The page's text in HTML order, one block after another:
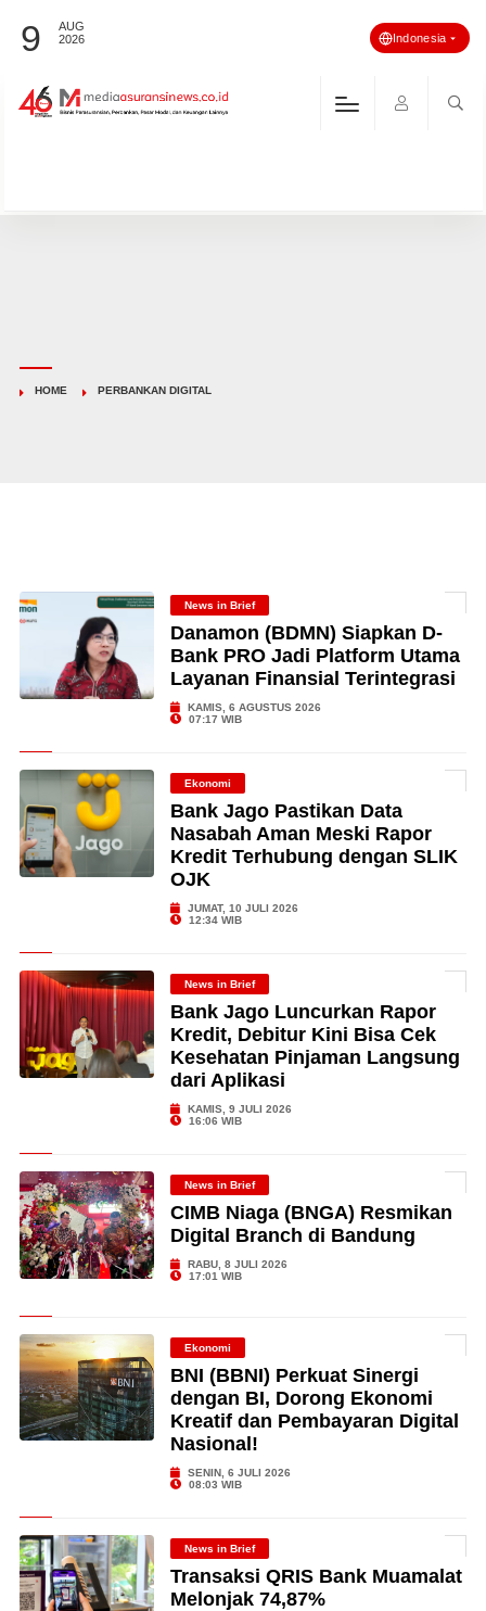
9
AUG
2026
Indonesia
HOME PERBANKAN DIGITAL
News in Brief
Danamon (BDMN) Siapkan D-
Bank PRO Jadi Platform Utama
Layanan Finansial Terintegrasi
KAMIS, 6 AGUSTUS 2026
07:17 WIB
Ekonomi
Bank Jago Pastikan Data
Nasabah Aman Meski Rapor
Kredit Terhubung dengan SLIK
OJK
JUMAT, 10 JULI 2026
12:34 WIB
News in Brief
Bank Jago Luncurkan Rapor
Kredit, Debitur Kini Bisa Cek
Kesehatan Pinjaman Langsung
dari Aplikasi
KAMIS, 9 JULI 2026
16:06 WIB
News in Brief
CIMB Niaga (BNGA) Resmikan
Digital Branch di Bandung
RABU, 8 JULI 2026
17:01 WIB
Ekonomi
BNI (BBNI) Perkuat Sinergi
dengan BI, Dorong Ekonomi
Kreatif dan Pembayaran Digital
Nasional!
SENIN, 6 JULI 2026
08:03 WIB
News in Brief
Transaksi QRIS Bank Muamalat
Melonjak 74,87%